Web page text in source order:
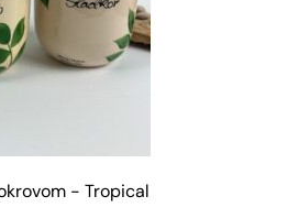
- Tropical